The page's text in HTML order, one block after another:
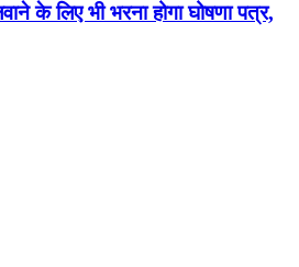
के लिए भी भरना होगा घोषणा पत्र,